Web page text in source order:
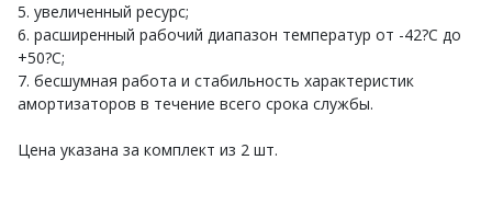
5. увеличенный ресурс;
6. расширенный рабочий диапазон температур от -42?С до
+50?С;
7. бесшумная работа и стабильность характеристик
амортизаторов в течение всего срока службы.
Цена указана за комплект из 2 шт.